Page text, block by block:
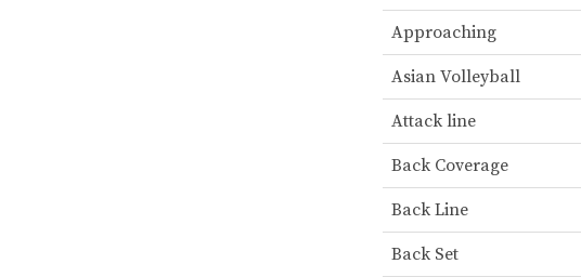
Approaching
Asian Volleyball
Attack line
Back Coverage
Back Line
Back Set